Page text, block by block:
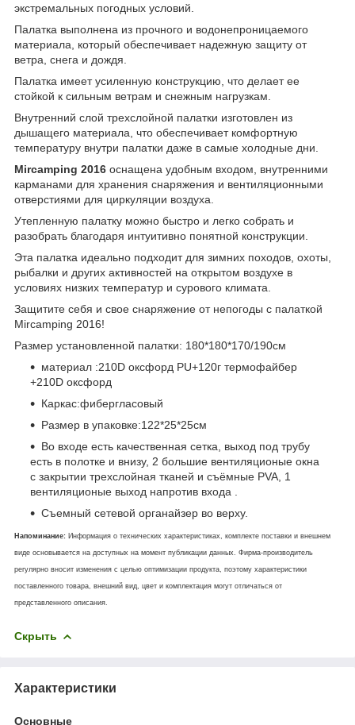
экстремальных погодных условий.
Палатка выполнена из прочного и водонепроницаемого
материала, который обеспечивает надежную защиту от
ветра, снега и дождя.
Палатка имеет усиленную конструкцию, что делает ее
стойкой к сильным ветрам и снежным нагрузкам.
Внутренний слой трехслойной палатки изготовлен из
дышащего материала, что обеспечивает комфортную
температуру внутри палатки даже в самые холодные дни.
Mircamping 2016 оснащена удобным входом, внутренними
карманами для хранения снаряжения и вентиляционными
отверстиями для циркуляции воздуха.
Утепленную палатку можно быстро и легко собрать и
разобрать благодаря интуитивно понятной конструкции.
Эта палатка идеально подходит для зимних походов, охоты,
рыбалки и других активностей на открытом воздухе в
условиях низких температур и сурового климата.
Защитите себя и свое снаряжение от непогоды с палаткой
Mircamping 2016!
Размер установленной палатки: 180*180*170/190см
материал :210D оксфорд PU+120г термофайбер
+210D оксфорд
Каркас:фибергласовый
Размер в упаковке:122*25*25см
Во входе есть качественная сетка, выход под трубу
есть в полотке и внизу, 2 большие вентиляционые окна
с закрытии трехслойная тканей и съёмные PVA, 1
вентиляционые выход напротив входа .
Съемный сетевой органайзер во верху.
Напоминание: Информация о технических характеристиках, комплекте поставки и внешнем
виде основывается на доступных на момент публикации данных. Фирма-производитель
регулярно вносит изменения с целью оптимизации продукта, поэтому характеристики
поставленного товара, внешний вид, цвет и комплектация могут отличаться от
представленного описания.
Скрыть
Характеристики
Основные